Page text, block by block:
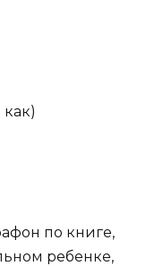
по книге,
ребенке,